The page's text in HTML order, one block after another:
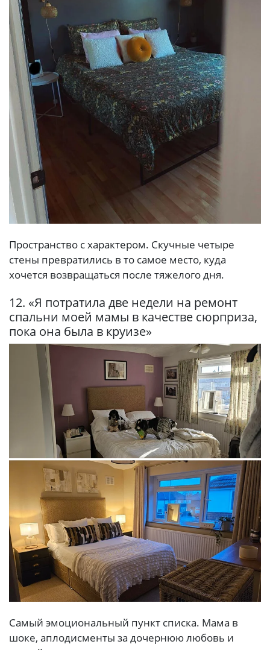
Пространство с характером. Скучные четыре
стены превратились в то самое место, куда
хочется возвращаться после тяжелого дня.
12. «Я потратила две недели на ремонт
спальни моей мамы в качестве сюрприза,
пока она была в круизе»
Самый эмоциональный пункт списка. Мама в
шоке, аплодисменты за дочернюю любовь и